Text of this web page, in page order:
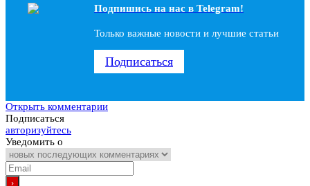
Подпишись на наc в Telegram!
Только важные новости и лучшие статьи
Подписаться
Открыть комментарии
Подписаться
авторизуйтесь
Уведомить о